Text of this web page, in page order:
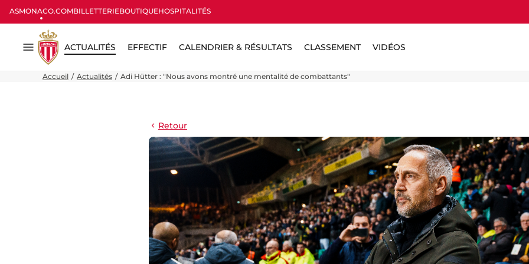
ASMONACO.COMBILLETTERIEBOUTIQUEHOSPITALITÉS
Menu
ACTUALITÉS EFFECTIF CALENDRIER & RÉSULTATS CLASSEMENT VIDÉOS
Accueil Actualités Adi Hütter : "Nous avons montré une mentalité de combattants"
Retour